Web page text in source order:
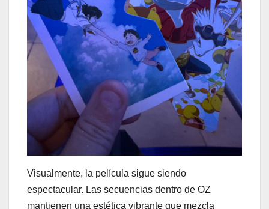
Visualmente, la película sigue siendo
espectacular. Las secuencias dentro de OZ
mantienen una estética vibrante que mezcla